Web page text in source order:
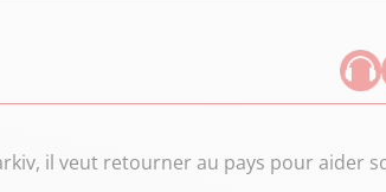
il veut retourner au pays pour aider